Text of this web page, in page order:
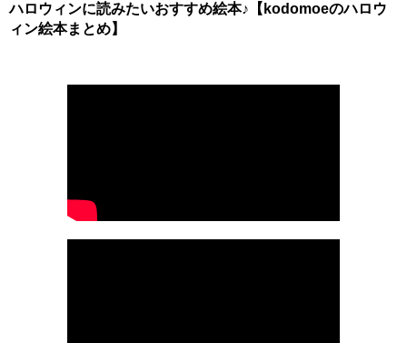
ハロウィンに読みたいおすすめ絵本♪【kodomoeのハロウ
ィン絵本まとめ】